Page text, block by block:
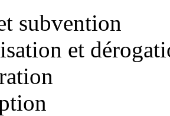
subvention
et